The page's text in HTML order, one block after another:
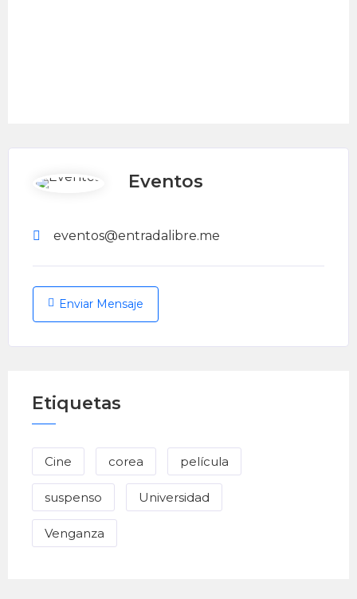
Eventos
eventos@entradalibre.me
Enviar Mensaje
Etiquetas
Cine corea película
suspenso Universidad
Venganza